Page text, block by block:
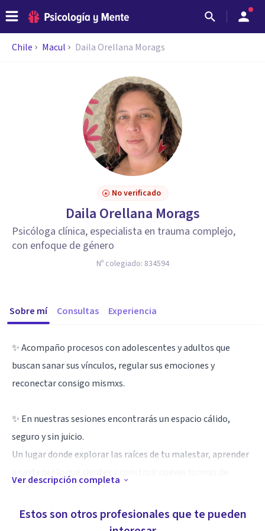
Chile Macul Daila Orellana Morags
No verificado
Daila Orellana Morags
Psicóloga clínica, especialista en trauma complejo,
con enfoque de género
Nº colegiado: 834594
Sobre mí Consultas Experiencia
✨ Acompaño procesos con adolescentes y adultos que
buscan sanar sus vínculos, regular sus emociones y
reconectar consigo mismxs.
✨ En nuestras sesiones encontrarás un espacio cálido,
seguro y sin juicio.
Un lugar donde explorar las raíces de tu malestar, aprender
Especialidad
Ver descripción completa
Estos son otros profesionales que te pueden